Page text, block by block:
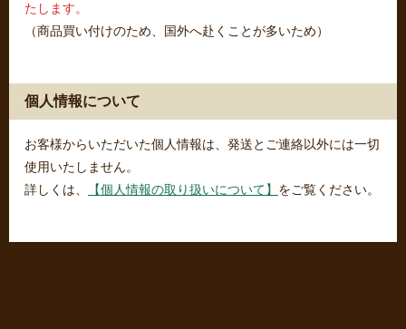
たします。
（商品買い付けのため、国外へ赴くことが多いため）
個人情報について
お客様からいただいた個人情報は、発送とご連絡以外には一切
使用いたしません。
詳しくは、
【個人情報の取り扱いについて】 をご覧ください。